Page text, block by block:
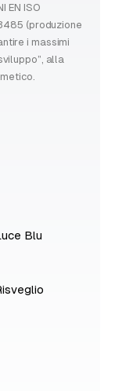
EN ISO
(produzione
i massimi
alla
Blu